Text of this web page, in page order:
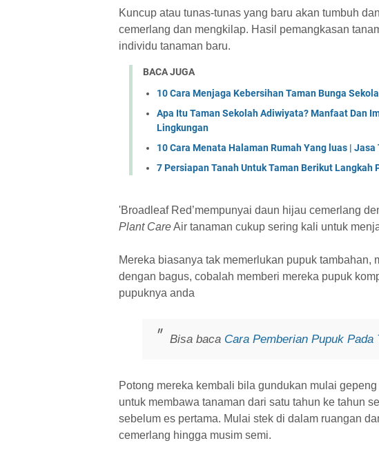
Kuncup atau tunas-tunas yang baru akan tumbuh
cemerlang dan mengkilap. Hasil pemangkasan
individu tanaman baru.
BACA JUGA
10 Cara Menjaga Kebersihan Taman Bunga
Apa Itu Taman Sekolah Adiwiyata? Manfaat Dan
Lingkungan
10 Cara Menata Halaman Rumah Yang luas | Jasa
7 Persiapan Tanah Untuk Taman Berikut Langkah
'Broadleaf Red’mempunyai daun hijau cemerlang
Plant CareAir tanaman cukup sering kali untuk
Mereka biasanya tak memerlukan pupuk tambahan,
dengan bagus, cobalah memberi mereka pupuk
pupuknya anda
Bisa baca Cara Pemberian Pupuk Pada
Potong mereka kembali bila gundukan mulai
untuk membawa tanaman dari satu tahun ke tahun
sebelum es pertama. Mulai stek di dalam ruangan
cemerlang hingga musim semi.